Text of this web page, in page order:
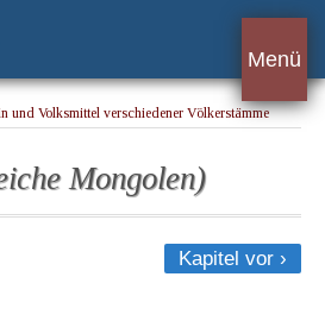
Menü
und Volksmittel verschiedener Völkerstämme
Mongolen)
Kapitel vor ›